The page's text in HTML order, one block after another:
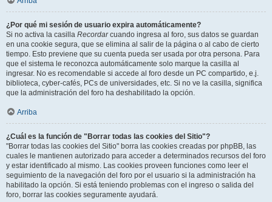
¿Por qué mi sesión de usuario expira automáticamente?
Si no activa la casilla Recordarcuando ingresa al foro, sus datos se guardan
en una cookie segura, que se elimina al salir de la página o al cabo de cierto
tiempo. Esto previene que su cuenta pueda ser usada por otra persona. Para
que el sistema le reconozca automáticamente solo marque la casilla al
ingresar. No es recomendable si accede al foro desde un PC compartido, e.j.
biblioteca, cyber-cafés, PCs de universidades, etc. Si no ve la casilla, significa
que la administración del foro ha deshabilitado la opción.
Arriba
¿Cuál es la función de "Borrar todas las cookies del Sitio"?
"Borrar todas las cookies del Sitio" borra las cookies creadas por phpBB, las
cuales le mantienen autorizado para acceder a determinados recursos del foro
y estar identificado al mismo. Las cookies proveen funciones como leer el
seguimiento de la navegación del foro por el usuario si la administración ha
habilitado la opción. Si está teniendo problemas con el ingreso o salida del
foro, borrar las cookies seguramente ayudará.